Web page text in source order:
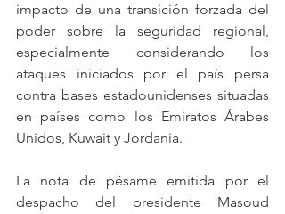
impacto de una transición forzada del
poder sobre la seguridad regional,
especialmente considerando los
ataques iniciados por el país persa
contra bases estadounidenses situadas
en países como los Emiratos Árabes
Unidos, Kuwait y Jordania.
La nota de pésame emitida por el
despacho del presidente Masoud